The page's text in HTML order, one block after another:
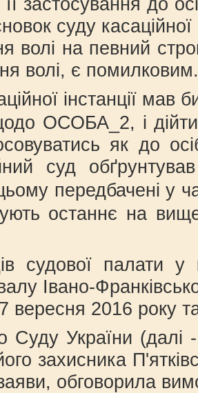
суду
волі на певний
волі, є помилковим.
інстанції мав
ОСОБА_2, і
як до
суд
передбачені у
останнє на
судової палати
Івано-
вересня 2016 року
України
захисника
обговорила